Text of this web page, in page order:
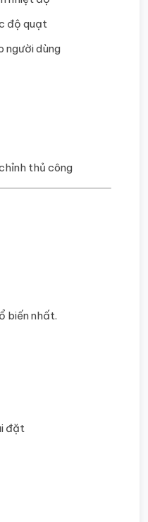
độ quạt
người dùng
thủ công
biến nhất.
đặt